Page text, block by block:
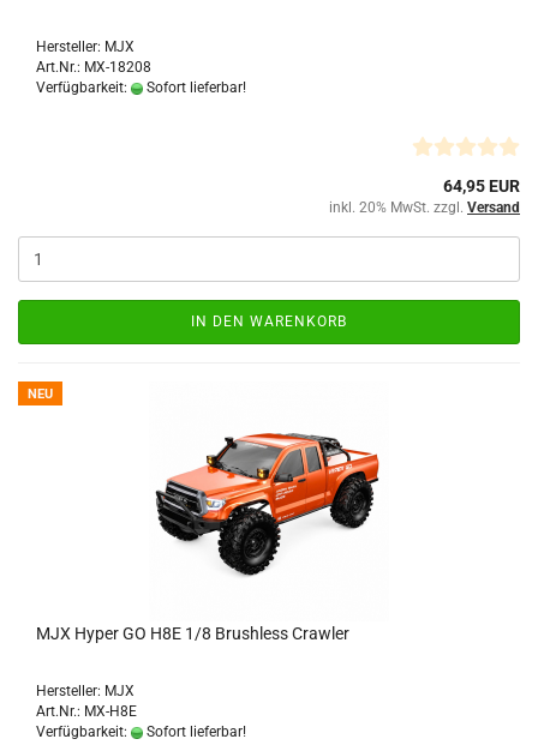
Hersteller: MJX
Art.Nr.: MX-18208
Verfügbarkeit:
Sofort lieferbar!
64,95 EUR
inkl. 20% MwSt. zzgl. Versand
IN DEN WARENKORB
NEU
MJX Hyper GO H8E 1/8 Brushless Crawler
Hersteller: MJX
Art.Nr.: MX-H8E
Verfügbarkeit:
Sofort lieferbar!